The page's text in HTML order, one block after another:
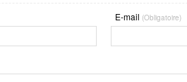
E-mail (Obligatoire)